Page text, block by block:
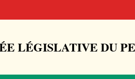
LÉGISLATIVE DU